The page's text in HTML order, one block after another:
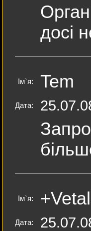
досі
Ім`я: Tem
Дата:
Ім`я:
Дата: